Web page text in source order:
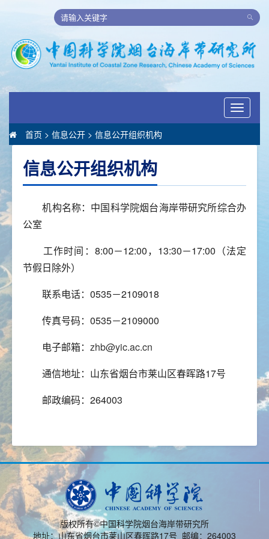
Toggle
首页 > 信息公开 > 信息公开组织机构
信息公开组织机构
机构名称：中国科学院烟台海岸带研究所综合办
公室
工作时间：8:00－12:00，13:30－17:00（法定
节假日除外）
联系电话：0535－2109018
传真号码：0535－2109000
电子邮箱： zhb@yic.ac.cn
通信地址：山东省烟台市莱山区春晖路17号
邮政编码：264003
版权所有©中国科学院烟台海岸带研究所
地址：山东省烟台市莱山区春晖路17号 邮编：264003